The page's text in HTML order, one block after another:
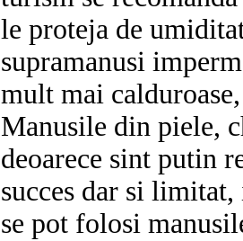
le proteja de
supramanusi
mult mai
Manusile din piele,
deoarece sint putin
succes dar si
se pot folosi